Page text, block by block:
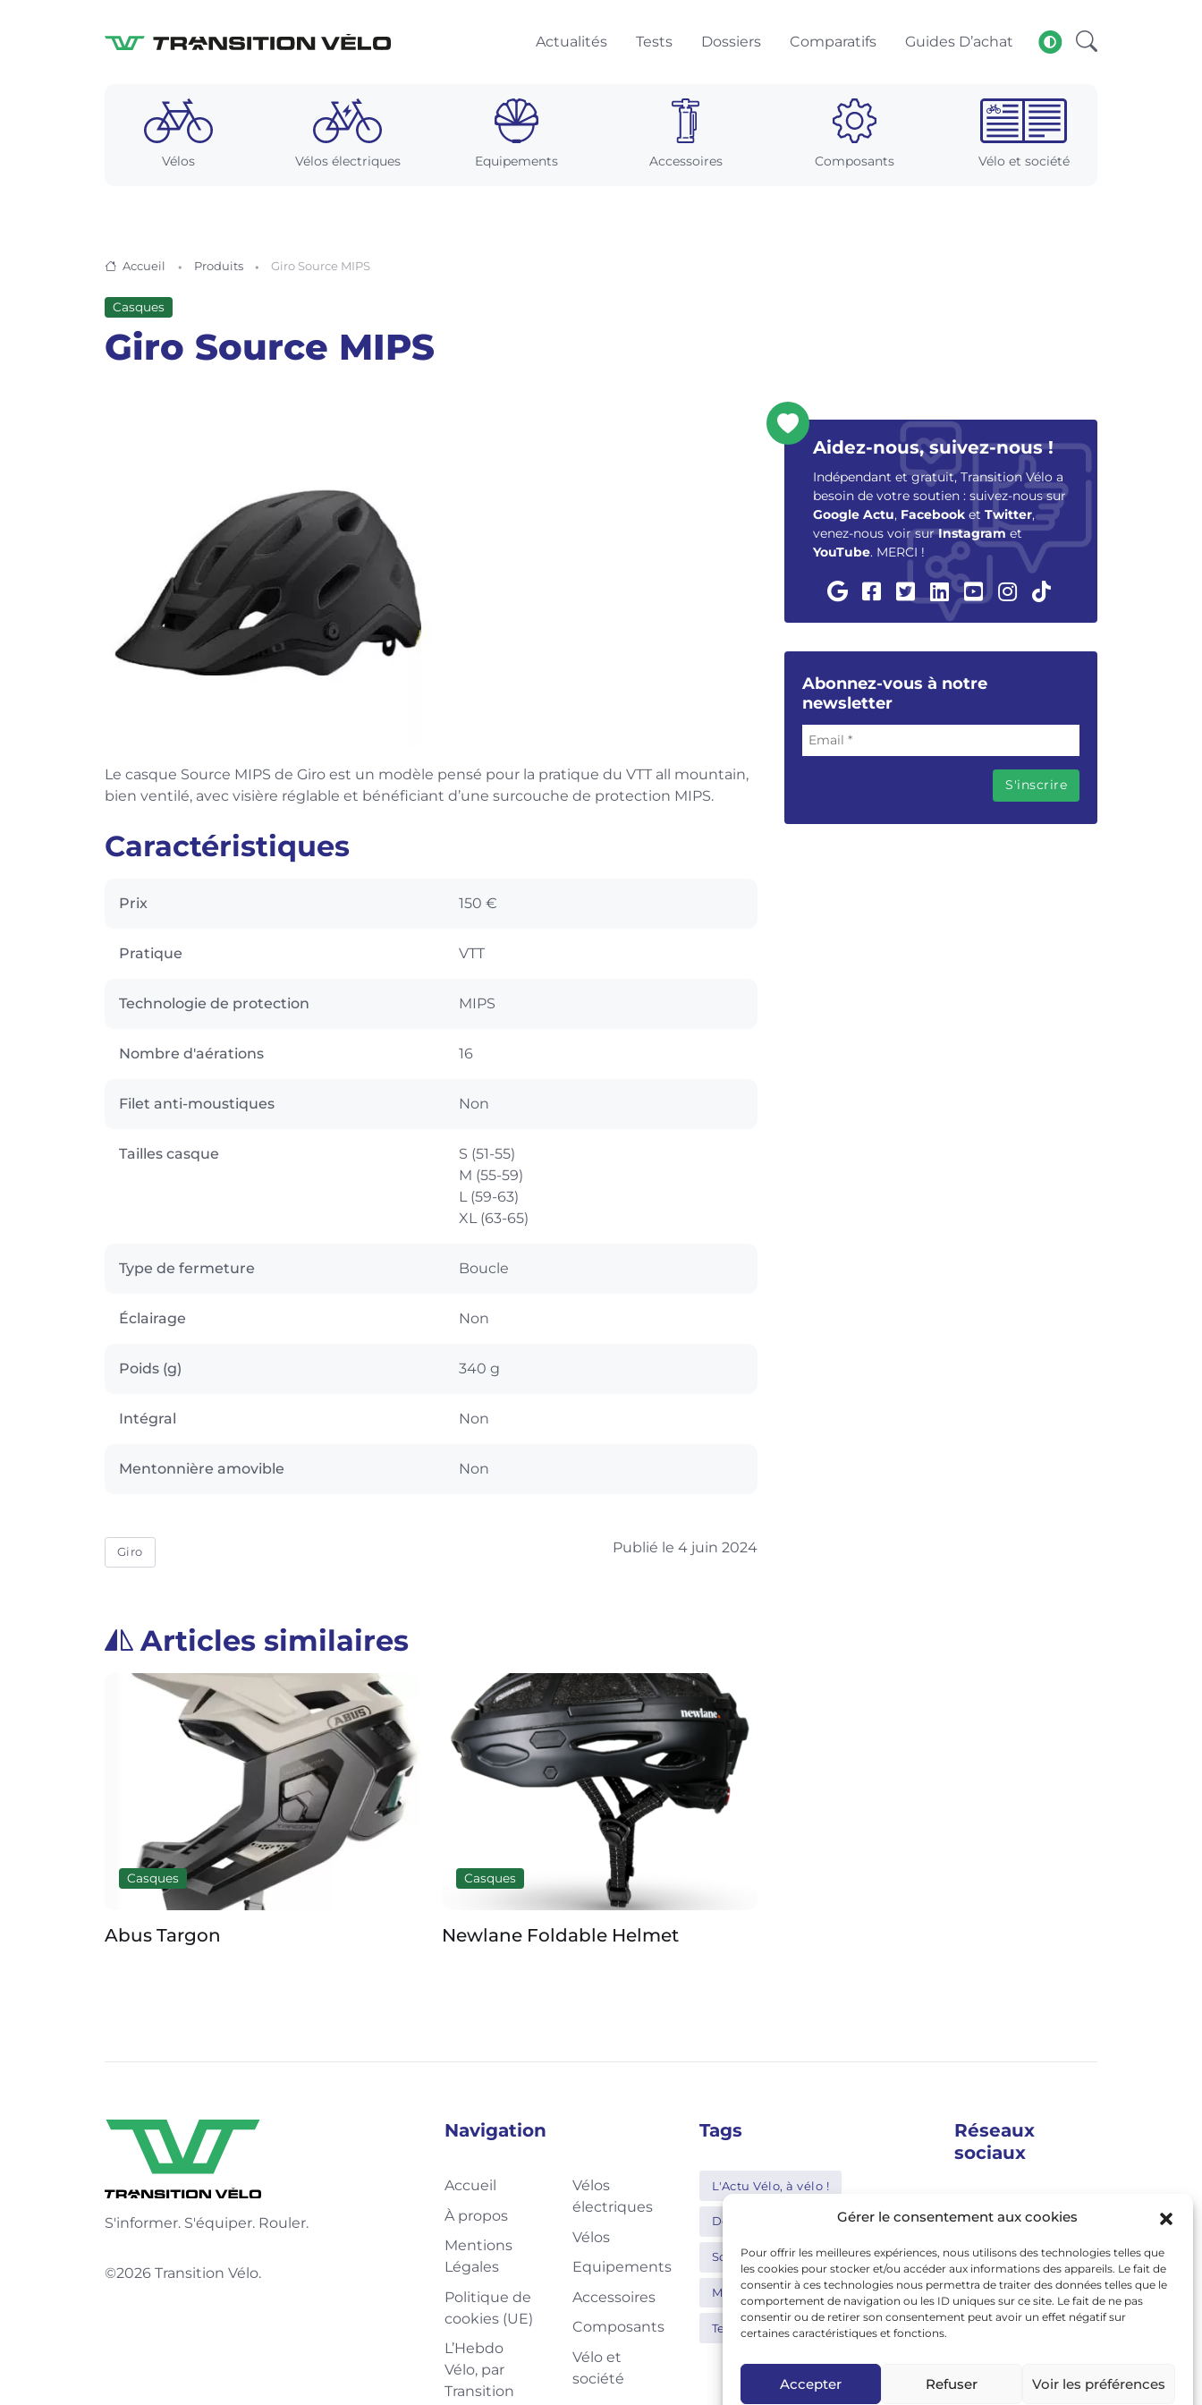
Gérer le consentement aux cookies
Pour offrir les meilleures expériences, nous utilisons des technologies telles que
les cookies pour stocker et/ou accéder aux informations des appareils. Le fait de
consentir à ces technologies nous permettra de traiter des données telles que le
comportement de navigation ou les ID uniques sur ce site. Le fait de ne pas
consentir ou de retirer son consentement peut avoir un effet négatif sur
certaines caractéristiques et fonctions.
Accepter Refuser Voir les préférences
Actualités Tests Dossiers Comparatifs Guides D’achat
Vélos Vélos électriques Equipements Accessoires Composants Vélo et société
Accueil Produits Giro Source MIPS
Casques
Giro Source MIPS
Le casque Source MIPS de Giro est un modèle pensé pour la pratique du VTT all mountain,
bien ventilé, avec visière réglable et bénéficiant d’une surcouche de protection MIPS.
Caractéristiques
Prix 150 €
Pratique VTT
Technologie de protection MIPS
Nombre d'aérations 16
Filet anti-moustiques Non
Tailles casque
S (51-55)
M (55-59)
L (59-63)
XL (63-65)
Type de fermeture Boucle
Éclairage Non
Poids (g) 340 g
Intégral Non
Mentonnière amovible Non
Giro Publié le 4 juin 2024
Articles similaires
Casques
Abus Targon
Casques
Newlane Foldable Helmet
Aidez-nous, suivez-nous !
Indépendant et gratuit, Transition Vélo a
besoin de votre soutien : suivez-nous sur
Google Actu, Facebook et Twitter,
venez-nous voir surInstagramet
YouTube. MERCI !
Abonnez-vous à notre
newsletter
S'informer. S'équiper. Rouler.
©2026 Transition Vélo.
Navigation
Accueil
À propos
Mentions
Légales
Politique de
cookies (UE)
L’Hebdo
Vélo, par
Transition
Vélos
électriques
Vélos
Equipements
Accessoires
Composants
Vélo et
société
Tags
L'Actu Vélo, à vélo !
Decathlon Shimano
Schwalbe Bosch
Moustache Abus
Tern Thule Nakamura
Réseaux
sociaux
twitter
linkedin
youtube